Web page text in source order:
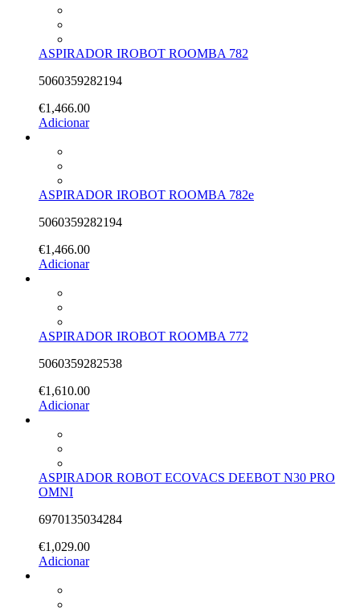
ASPIRADOR IROBOT ROOMBA 782
5060359282194
€1,466.00
Adicionar
ASPIRADOR IROBOT ROOMBA 782e
5060359282194
€1,466.00
Adicionar
ASPIRADOR IROBOT ROOMBA 772
5060359282538
€1,610.00
Adicionar
ASPIRADOR ROBOT ECOVACS DEEBOT N30 PRO
OMNI
6970135034284
€1,029.00
Adicionar